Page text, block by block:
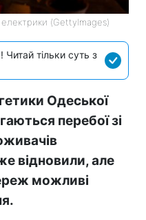
(GettyImages)
тільки суть з
Одеської
перебої зі
відновили, але
можливі